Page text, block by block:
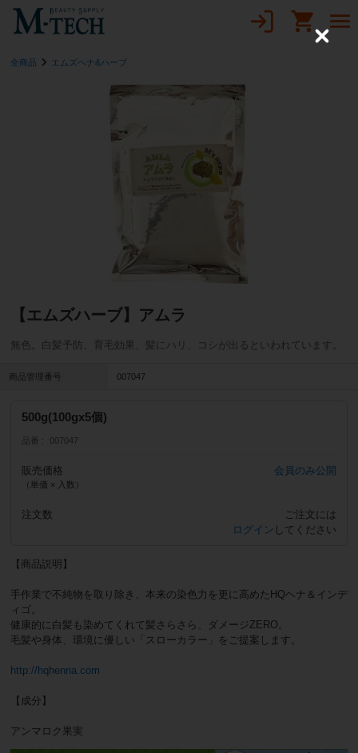
全商品 エムズヘナ&ハーブ
【エムズハーブ】アムラ
無色。白髪予防、育毛効果、髪にハリ、コシが出るといわれています。
商品管理番号 007047
500g(100gx5個)
品番 007047
販売価格
（単価 × 入数）
会員のみ公開
注文数
ご注文には
ログイン してください
【商品説明】
手作業で不純物を取り除き、本来の染色力を更に高めたHQヘナ＆インデ
ィゴ。
健康的に白髪も染めてくれて髪さらさら、ダメージZERO。
毛髪や身体、環境に優しい「スローカラー」をご提案します。
http://hqhenna.com
【成分】
アンマロク果実
C